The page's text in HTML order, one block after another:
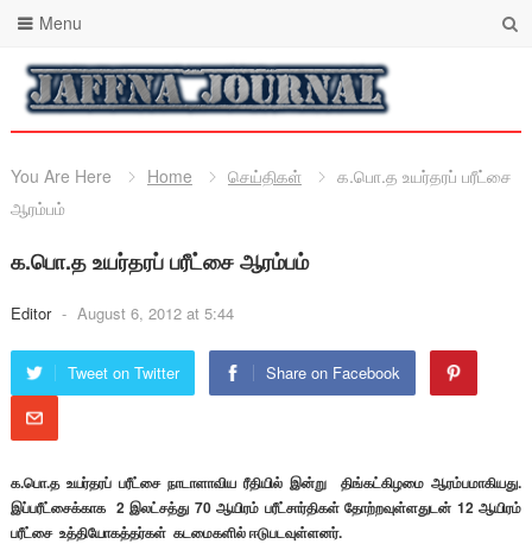
Menu
You Are Here Home செய்திகள்
க.பொ.த உயர்தரப் பரீட்சை
ஆரம்பம்
க.பொ.த உயர்தரப் பரீட்சை ஆரம்பம்
Editor - August 6, 2012 at 5:44
Tweet on Twitter Share on Facebook
க.பொ.த உயர்தரப் பரீட்சை நாடாளாவிய ரீதியில் இன்று திங்கட்கிழமை ஆரம்பமாகியது.
இப்பரீட்சைக்காக 2 இலட்சத்து 70 ஆயிரம் பரீட்சார்திகள் தோற்றவுள்ளதுடன் 12 ஆயிரம்
பரீட்சை உத்தியோகத்தர்கள் கடமைகளில் ஈடுபடவுள்ளனர்.